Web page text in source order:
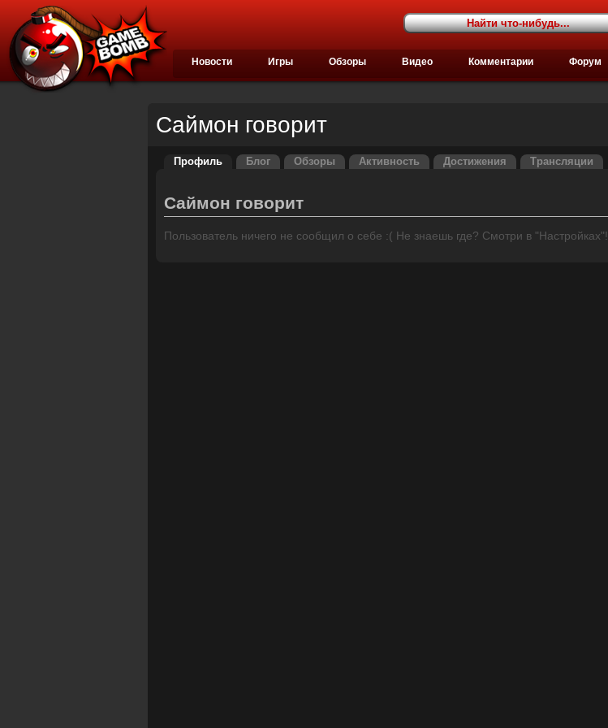
Новости Игры Обзоры Видео Комментарии Форум
Саймон говорит
Профиль Блог Обзоры Активность Достижения Трансляции
Саймон говорит
Пользователь ничего не сообщил о себе :( Не знаешь где? Смотри в "Настройках"!